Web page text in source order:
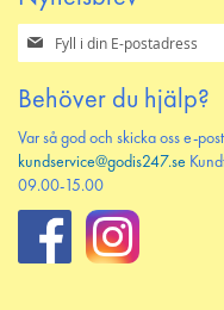
Prenumerera
på
nyhetsbrev
Behöver du hjälp?
Var så god och skicka oss e-
kundservice@godis247.se
09.00-15.00